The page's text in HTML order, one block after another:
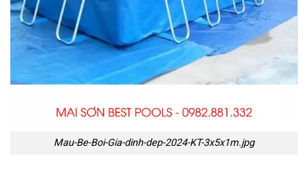
Mau-Be-Boi-Gia-dinh-dep-2024-KT-3x5x1m.jpg